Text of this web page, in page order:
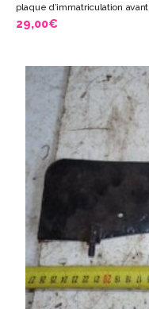
plaque d’immatriculation
29,00€